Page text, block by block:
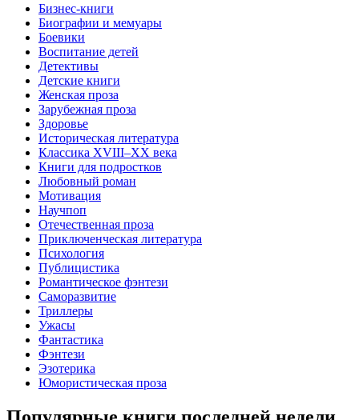
Бизнес-книги
Биографии и мемуары
Боевики
Воспитание детей
Детективы
Детские книги
Женская проза
Зарубежная проза
Здоровье
Историческая литература
Классика XVIII–XX века
Книги для подростков
Любовный роман
Мотивация
Научпоп
Отечественная проза
Приключенческая литература
Психология
Публицистика
Романтическое фэнтези
Саморазвитие
Триллеры
Ужасы
Фантастика
Фэнтези
Эзотерика
Юмористическая проза